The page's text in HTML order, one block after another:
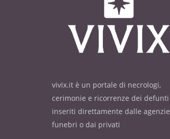
vivix.it è un portale di necrologi,
cerimonie e ricorrenze dei defunti
inseriti direttamente dalle agenzie
funebri o dai privati